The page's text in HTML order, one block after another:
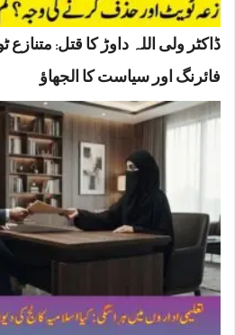
ڈاکٹر ولی اللہ داوڑ کا قتل:
فائرنگ اور سیاست کا الجھاؤ